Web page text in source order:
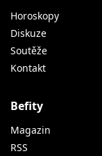
Horoskopy
Diskuze
Soutěže
Kontakt
Befity
Magazin
RSS